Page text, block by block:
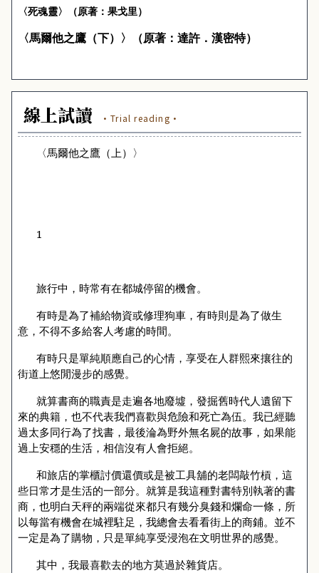
〈死魂靈〉（原著：果戈里）
〈馬爾他之鷹（下）〉（原著：達許．漢密特）
線上試讀 ·Trial reading·
〈馬爾他之鷹（上）〉
1
旅行中，時常有在都城停留的機會。
有時是為了補給物資或修理狗車，有時則是為了做生
意，不得不多給客人考慮的時間。
有時只是單純順應自己的心情，享受在人群熙來攘往的
街道上悠閒漫步的感覺。
就算書商的職責是走遍各地廢墟，發掘舊時代人遺留下
來的典籍，也不代表我們喜歡與危險和死亡為伍。我已經聽
過太多同行為了找書，最後淪為野外無名屍的故事，如果能
過上安穩的生活，相信沒有人會拒絕。
和旅店的掌櫃討價還價或是被工具舖的老闆敲竹槓，這
些日常才是生活的一部分。就算是我這種對書特別執著的書
商，也明白天秤的兩端從來都只有幾分臭錢和爛命一條，所
以每當有機會在城裡駐足，我總會去看看街上的商鋪。並不
一定是為了購物，只是單純享受浸泡在文明世界的感覺。
其中，我最喜歡去的地方莫過於雜貨店。